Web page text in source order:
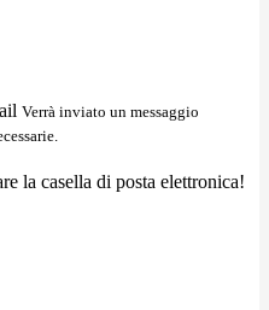
Verrà inviato un messaggio
la casella di posta elettronica!